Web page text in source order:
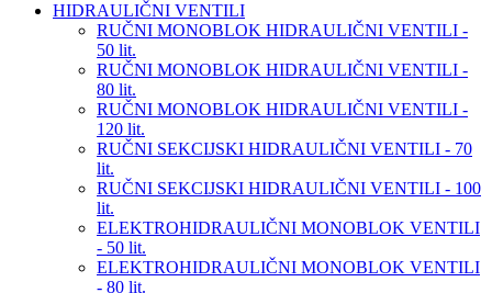
HIDRAULIČNI VENTILI
RUČNI MONOBLOK HIDRAULIČNI VENTILI -
50 lit.
RUČNI MONOBLOK HIDRAULIČNI VENTILI -
80 lit.
RUČNI MONOBLOK HIDRAULIČNI VENTILI -
120 lit.
RUČNI SEKCIJSKI HIDRAULIČNI VENTILI - 70
lit.
RUČNI SEKCIJSKI HIDRAULIČNI VENTILI - 100
lit.
ELEKTROHIDRAULIČNI MONOBLOK VENTILI
- 50 lit.
ELEKTROHIDRAULIČNI MONOBLOK VENTILI
- 80 lit.